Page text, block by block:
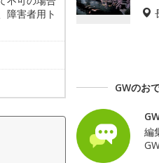
障害者用ト
GWのお
編